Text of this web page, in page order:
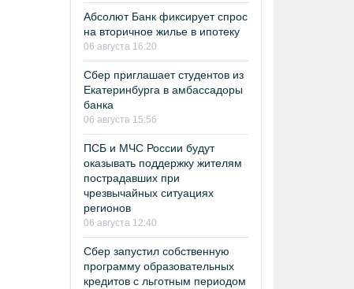
Абсолют Банк фиксирует спрос
на вторичное жилье в ипотеку
06 августа 16:20
Сбер приглашает студентов из
Екатеринбурга в амбассадоры
банка
06 августа 15:56
ПСБ и МЧС России будут
оказывать поддержку жителям
пострадавших при
чрезвычайных ситуациях
регионов
06 августа 12:40
Сбер запустил собственную
программу образовательных
кредитов с льготным периодом